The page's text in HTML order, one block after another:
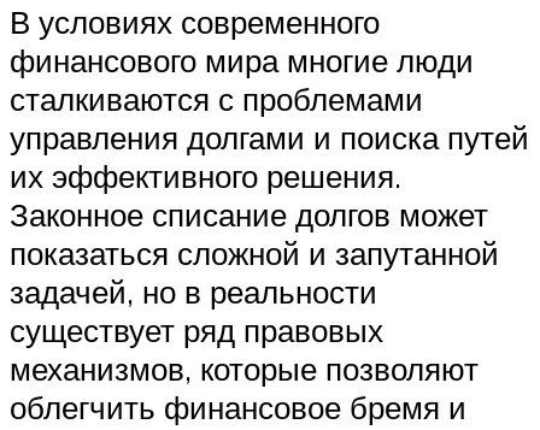
В условиях современного
финансового мира многие люди
сталкиваются с проблемами
управления долгами и поиска путей
их эффективного решения.
Законное списание долгов может
показаться сложной и запутанной
задачей, но в реальности
существует ряд правовых
механизмов, которые позволяют
облегчить финансовое бремя и